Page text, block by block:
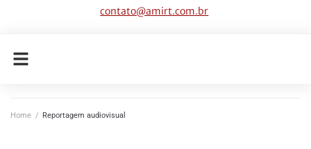
contato@amirt.com.br
Home / Reportagem audiovisual